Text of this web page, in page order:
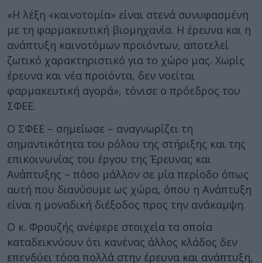
«Η λέξη «καινοτομία» είναι στενά συνυφασμένη
με τη φαρμακευτική βιομηχανία. Η έρευνα και η
ανάπτυξη καινοτόμων προϊόντων, αποτελεί
ζωτικό χαρακτηριστικό για το χώρο μας. Χωρίς
έρευνα και νέα προϊόντα, δεν νοείται
φαρμακευτική αγορά», τόνισε ο πρόεδρος του
ΣΦΕΕ.
Ο ΣΦΕΕ – σημείωσε – αναγνωρίζει τη
σημαντικότητα του ρόλου της στήριξης και της
επικοινωνίας του έργου της Έρευνας και
Ανάπτυξης – πόσο μάλλον σε μία περίοδο όπως
αυτή που διανύουμε ως χώρα, όπου η Ανάπτυξη
είναι η μοναδική διέξοδος προς την ανάκαμψη.
Ο κ. Φρουζής ανέφερε στοιχεία τα οποία
καταδεικνύουν ότι κανένας άλλος κλάδος δεν
επενδύει τόσα πολλά στην έρευνα και ανάπτυξη,